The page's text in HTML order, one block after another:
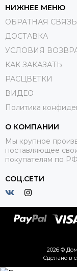
НИЖНЕЕ МЕНЮ
ОБРАТНАЯ СВЯЗЬ
ДОСТАВКА
УСЛОВИЯ
КАК ЗАКАЗАТЬ
РАСЦВЕТКИ
ВИДЕО
Политика
О КОМПАНИИ
Мы крупное
поставляющее
покупателям по
СОЦ.СЕТИ
2026 ©
Сделано в